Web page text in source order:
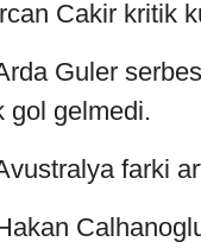
Cakir kritik
Guler
gol gelmedi.
farki